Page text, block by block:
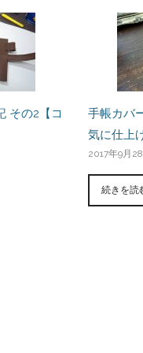
その2【コ
手帳カバ
気に仕上
2017年9月
続きを読